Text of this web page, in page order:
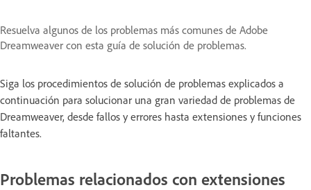
Resuelva algunos de los problemas más comunes de Adobe
Dreamweaver con esta guía de solución de problemas.
Siga los procedimientos de solución de problemas explicados a
continuación para solucionar una gran variedad de problemas de
Dreamweaver, desde fallos y errores hasta extensiones y funciones
faltantes.
Problemas relacionados con extensiones